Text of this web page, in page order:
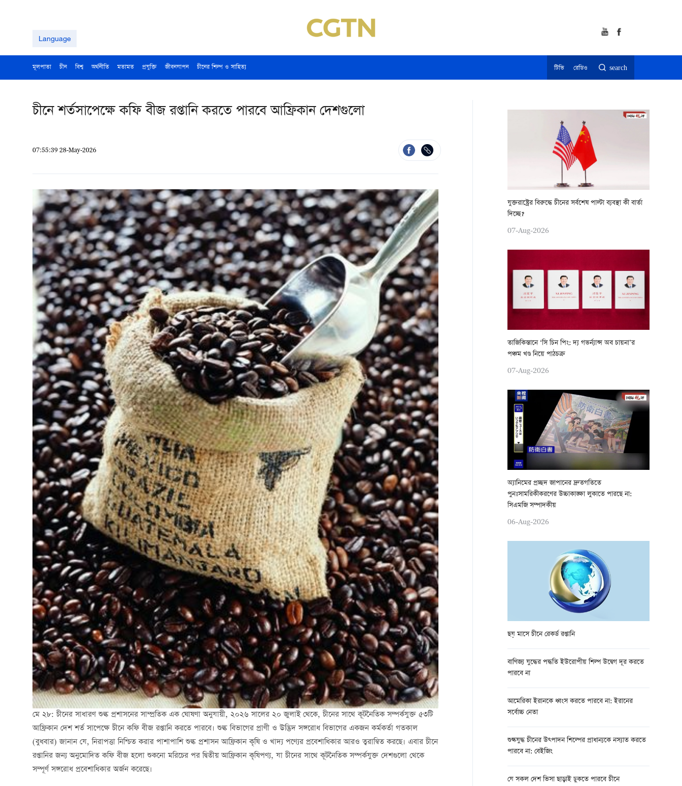
Language
মূলপাতা চীন বিশ্ব অর্থনীতি মতামত প্রযুক্তি জীবনযাপন চীনের শিল্প ও সাহিত্য টিভি রেডিও search
চীনে শর্তসাপেক্ষে কফি বীজ রপ্তানি করতে পারবে আফ্রিকান দেশগুলো
07:55:39 28-May-2026
মে ২৮: চীনের সাধারণ শুল্ক প্রশাসনের সাম্প্রতিক এক ঘোষণা অনুযায়ী, ২০২৬ সালের ২০ জুলাই থেকে, চীনের সাথে কূটনৈতিক সম্পর্কযুক্ত ৫৩টি
আফ্রিকান দেশ শর্ত সাপেক্ষে চীনে কফি বীজ রপ্তানি করতে পারবে। শুল্ক বিভাগের প্রাণী ও উদ্ভিদ সঙ্গরোধ বিভাগের একজন কর্মকর্তা গতকাল
(বুধবার) জানান যে, নিরাপত্তা নিশ্চিত করার পাশাপাশি শুল্ক প্রশাসন আফ্রিকান কৃষি ও খাদ্য পণ্যের প্রবেশাধিকার আরও ত্বরান্বিত করছে। এবার চীনে
রপ্তানির জন্য অনুমোদিত কফি বীজ হলো শুকনো মরিচের পর দ্বিতীয় আফ্রিকান কৃষিপণ্য, যা চীনের সাথে কূটনৈতিক সম্পর্কযুক্ত দেশগুলো থেকে
সম্পূর্ণ সঙ্গরোধ প্রবেশাধিকার অর্জন করেছে।
যুক্তরাষ্ট্রের বিরুদ্ধে চীনের সর্বশেষ পাল্টা ব্যবস্থা কী বার্তা
দিচ্ছে?
07-Aug-2026
তাজিকিস্তানে ‘সি চিন পিং: দ্য গভর্ন্যান্স অব চায়না’র
পঞ্চম খণ্ড নিয়ে পাঠচক্র
07-Aug-2026
অ্যানিমের প্রচ্ছদ জাপানের দ্রুতগতিতে
পুনঃসামরিকীকরণের উচ্চাকাঙ্ক্ষা লুকাতে পারছে না:
সিএমজি সম্পাদকীয়
06-Aug-2026
ছয় মাসে চীনে রেকর্ড রপ্তানি
বাণিজ্য যুদ্ধের পদ্ধতি ইউরোপীয় শিল্প উদ্বেগ দূর করতে
পারবে না
আমেরিকা ইরানকে ধ্বংস করতে পারবে না: ইরানের
সর্বোচ্চ নেতা
শুল্কযুদ্ধ চীনের উত্পাদন শিল্পের প্রাধান্যকে নস্যাত করতে
পারবে না: বেইজিং
যে সকল দেশ ভিসা ছাড়াই ঢুকতে পারবে চীনে